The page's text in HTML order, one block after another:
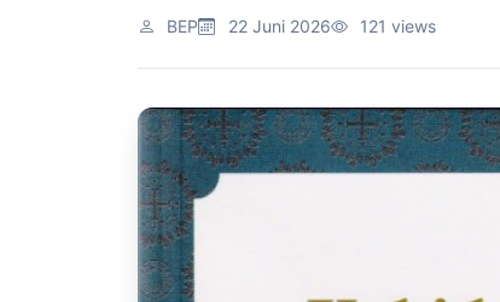
BEP 22 Juni 2026 121 views